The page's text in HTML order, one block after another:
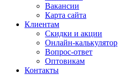
Вакансии
Карта сайта
Клиентам
Скидки и акции
Онлайн-калькулятор
Вопрос-ответ
Оптовикам
Контакты